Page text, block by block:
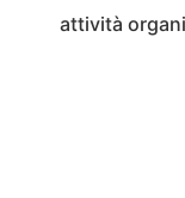
attività